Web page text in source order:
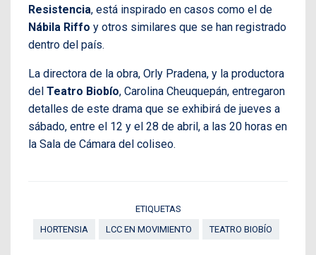
Resistencia, está inspirado en casos como el de
Nábila Riffo y otros similares que se han registrado
dentro del país.
La directora de la obra, Orly Pradena, y la productora
del Teatro Biobío, Carolina Cheuquepán, entregaron
detalles de este drama que se exhibirá de jueves a
sábado, entre el 12 y el 28 de abril, a las 20 horas en
la Sala de Cámara del coliseo.
ETIQUETAS
HORTENSIA
LCC EN MOVIMIENTO TEATRO BIOBÍO